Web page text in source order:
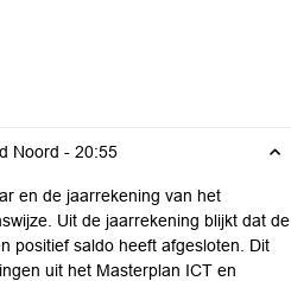
Noord - 20:55
en de jaarrekening van het
Uit de jaarrekening blijkt dat de
positief saldo heeft afgesloten. Dit
uit het Masterplan ICT en